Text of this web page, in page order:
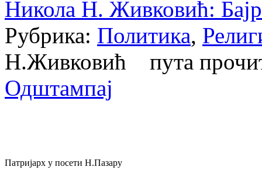
Никола Н. Живковић:
Рубрика: Политика,
Н.Живковић пута
Одштампај
Патријарх у посети Н.Пазару